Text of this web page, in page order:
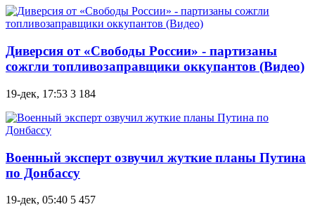
Диверсия от «Свободы России» - партизаны
сожгли топливозаправщики оккупантов (Видео)
19-дек, 17:53 3 184
Военный эксперт озвучил жуткие планы Путина
по Донбассу
19-дек, 05:40 5 457